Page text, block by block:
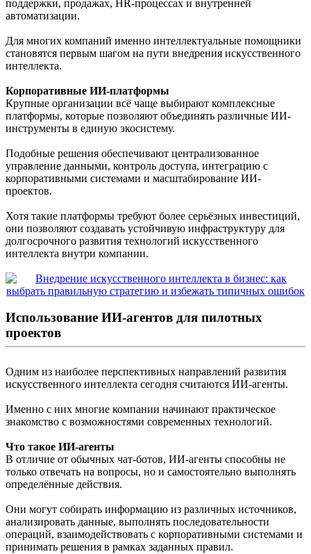
поддержки, продажах, HR-процессах и внутренней
автоматизации.
Для многих компаний именно интеллектуальные помощники
становятся первым шагом на пути внедрения искусственного
интеллекта.
Корпоративные ИИ-платформы
Крупные организации всё чаще выбирают комплексные
платформы, которые позволяют объединять различные ИИ-
инструменты в единую экосистему.
Подобные решения обеспечивают централизованное
управление данными, контроль доступа, интеграцию с
корпоративными системами и масштабирование ИИ-
проектов.
Хотя такие платформы требуют более серьёзных инвестиций,
они позволяют создавать устойчивую инфраструктуру для
долгосрочного развития технологий искусственного
интеллекта внутри компании.
Использование ИИ-агентов для пилотных
проектов
Одним из наиболее перспективных направлений развития
искусственного интеллекта сегодня считаются ИИ-агенты.
Именно с них многие компании начинают практическое
знакомство с возможностями современных технологий.
Что такое ИИ-агенты
В отличие от обычных чат-ботов, ИИ-агенты способны не
только отвечать на вопросы, но и самостоятельно выполнять
определённые действия.
Они могут собирать информацию из различных источников,
анализировать данные, выполнять последовательности
операций, взаимодействовать с корпоративными системами и
принимать решения в рамках заданных правил.